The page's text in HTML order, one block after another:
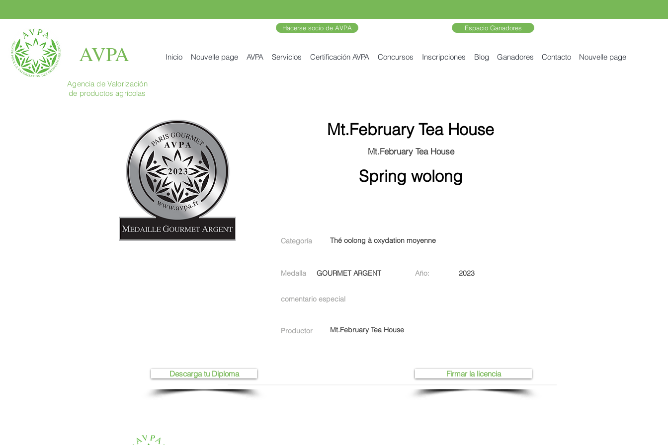
AVPA
Hacerse socio de AVPA Espacio Ganadores
Inicio Nouvelle page AVPA Servicios Certificación AVPA Concursos Inscripciones Blog Ganadores Contacto Nouvelle page
Agencia de Valorización
de productos agrícolas
Mt.February Tea House
Mt.February Tea House
Spring wolong
Categoría Thé oolong à oxydation moyenne
Medalla GOURMET ARGENT Año: 2023
comentario especial
Productor Mt.February Tea House
Firmar la licencia
Descarga tu Diploma